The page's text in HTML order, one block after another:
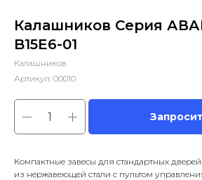
Калашников Серия
B15E6-01
Калашников
Артикул: 00010
Компактные завесы для стандартных
из нержавеющей стали с пультом